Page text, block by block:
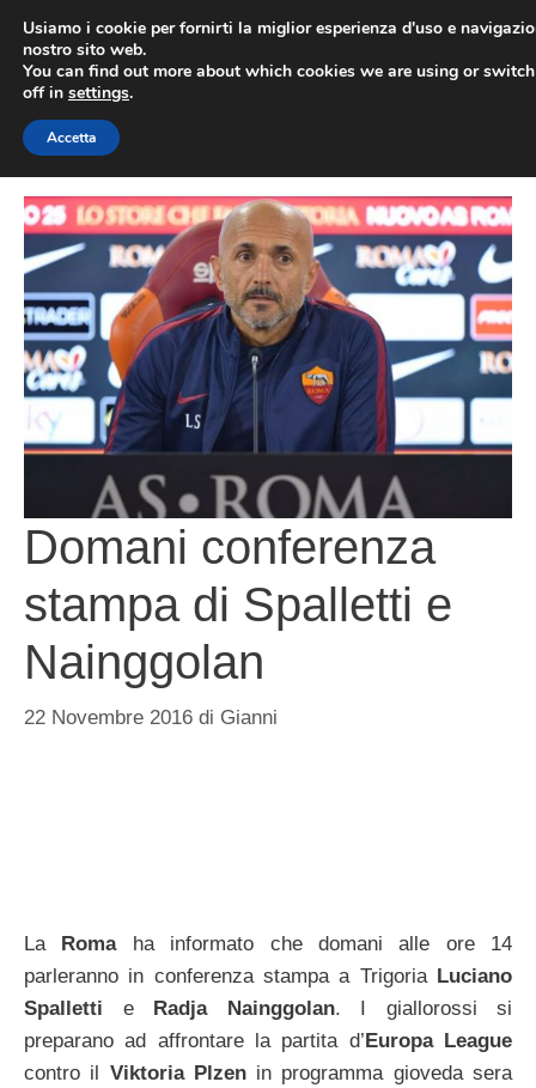
contenuto
Domani conferenza
stampa di Spalletti e
Nainggolan
22 Novembre 2016 di Gianni
La Romaha informato che domani alle ore 14
parleranno in conferenza stampa a Trigoria Luciano
Spalletti e Radja Nainggolan. I giallorossi si
preparano ad affrontare la partita d’ Europa League
contro il Viktoria Plzenin programma gioveda sera
Usiamo i cookie per fornirti la miglior esperienza d'uso e
nostro sito web.
You can find out more about which cookies we are using or
off in settings.
Accetta